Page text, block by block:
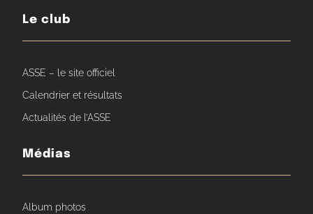
Le club
ASSE – le site officiel
Calendrier et résultats
Actualités de l’ASSE
Médias
Album photos